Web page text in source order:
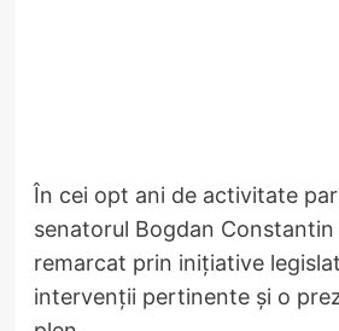
În cei opt ani de activitate
senatorul Bogdan
remarcat prin inițiative
intervenții pertinente și o